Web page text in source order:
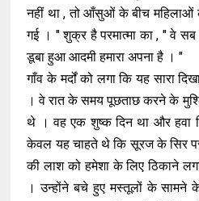
नहीं था , तो आँसुओं के बीच
गई । " शुक्र है परमात्मा का , " वे
डूबा हुआ आदमी हमारा अपना है । "
गाँव के मर्दों को लगा कि यह सारा
। वे रात के समय पूछताछ करने के
थे । वह एक शुष्क दिन था और हवा
केवल यह चाहते थे कि सूरज के सिर
की लाश को हमेशा के लिए ठिकाने
। उन्होंने बचे हुए मस्तूलों के सामने